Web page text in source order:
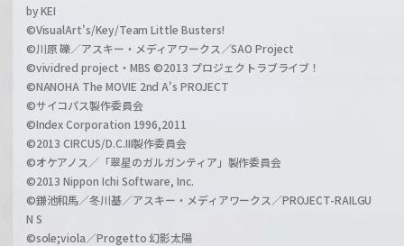
by KEI
©VisualArt's/Key/Team Little Busters!
©川原 礫／アスキー・メディアワークス／SAO Project
©vividred project・MBS ©2013 プロジェクトラブライブ！
©NANOHA The MOVIE 2nd A's PROJECT
©サイコパス製作委員会
©Index Corporation 1996,2011
©2013 CIRCUS/D.C.III製作委員会
©オケアノス／「翠星のガルガンティア」製作委員会
©2013 Nippon Ichi Software, Inc.
©鎌池和馬／冬川基／アスキー・メディアワークス／PROJECT-RAILGU
N S
©sole;viola／Progetto 幻影太陽